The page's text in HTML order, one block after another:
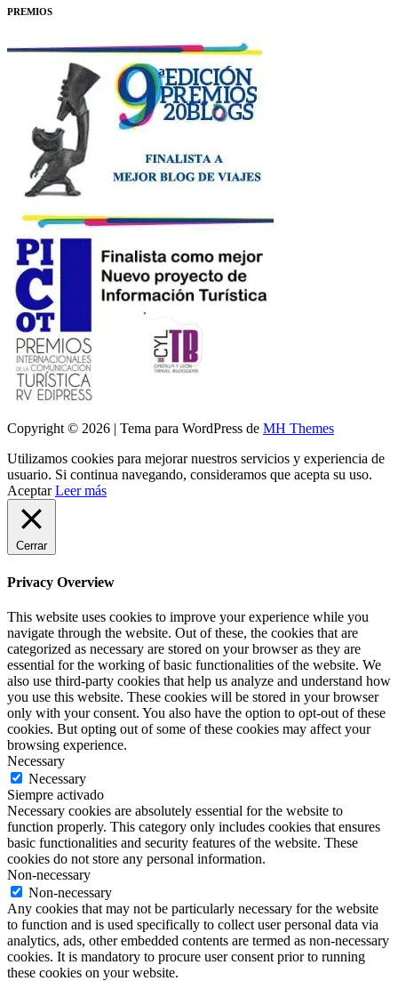
PREMIOS
Copyright © 2026 | Tema para WordPress de MH Themes
Utilizamos cookies para mejorar nuestros servicios y experiencia de
usuario. Si continua navegando, consideramos que acepta su uso.
Aceptar Leer más
Cerrar
Privacy Overview
This website uses cookies to improve your experience while you
navigate through the website. Out of these, the cookies that are
categorized as necessary are stored on your browser as they are
essential for the working of basic functionalities of the website. We
also use third-party cookies that help us analyze and understand how
you use this website. These cookies will be stored in your browser
only with your consent. You also have the option to opt-out of these
cookies. But opting out of some of these cookies may affect your
browsing experience.
Necessary
Necessary
Siempre activado
Necessary cookies are absolutely essential for the website to
function properly. This category only includes cookies that ensures
basic functionalities and security features of the website. These
cookies do not store any personal information.
Non-necessary
Non-necessary
Any cookies that may not be particularly necessary for the website
to function and is used specifically to collect user personal data via
analytics, ads, other embedded contents are termed as non-necessary
cookies. It is mandatory to procure user consent prior to running
these cookies on your website.